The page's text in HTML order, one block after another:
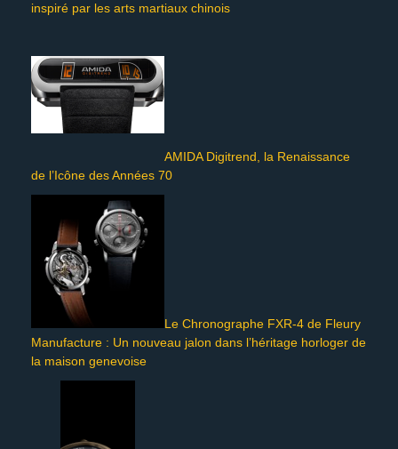
inspiré par les arts martiaux chinois
AMIDA Digitrend, la Renaissance
de l’Icône des Années 70
Le Chronographe FXR-4 de Fleury
Manufacture : Un nouveau jalon dans l’héritage horloger de
la maison genevoise